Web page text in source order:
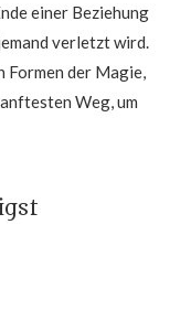
einer Beziehung
verletzt wird.
Formen der Magie,
Weg, um